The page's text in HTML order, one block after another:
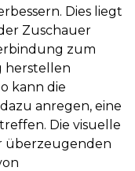
Dies liegt
Zuschauer
zum
herstellen
kann die
anregen, eine
Die visuelle
überzeugenden